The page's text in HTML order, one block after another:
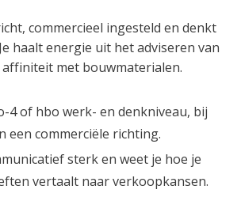
commercieel ingesteld en denkt
haalt energie uit het adviseren van
met bouwmaterialen.
4 of hbo werk- en denkniveau, bij
een commerciële richting.
sterk en weet je hoe je
vertaalt naar verkoopkansen.